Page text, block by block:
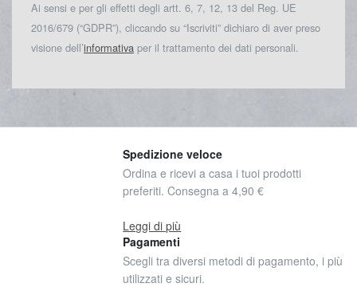
Ai sensi e per gli effetti degli artt. 6, 7, 12, 13 del Reg. UE
2016/679 (“GDPR”), cliccando su “Iscriviti” dichiaro di aver preso
visione dell’informativa per il trattamento dei dati personali.
Spedizione veloce
Ordina e ricevi a casa i tuoi prodotti
preferiti. Consegna a 4,90 €
Leggi di più
Pagamenti
Scegli tra diversi metodi di pagamento, i più
utilizzati e sicuri.